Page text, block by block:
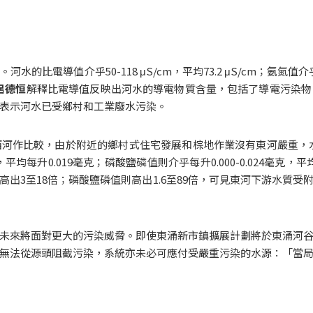
河水的比電導值介乎50-118 μS/cm，平均73.2 μS/cm；氨氮值
德恒解釋比電導值反映出河水的導電物質含量，包括了導電污染
示河水已受鄉村和工業廢水污染。
作比較，由於附近的鄉村式住宅發展和棕地作業沒有東河嚴重
均每升0.019毫克；磷酸鹽磷值則介乎每升0.000-0.024毫克，
出3至18倍；磷酸鹽磷值則高出1.6至89倍，可見東河下游水質受
來將面對更大的污染威脅。即使東涌新市鎮擴展計劃將於東涌河
法從源頭阻截污染，系統亦未必可應付受嚴重污染的水源：「當